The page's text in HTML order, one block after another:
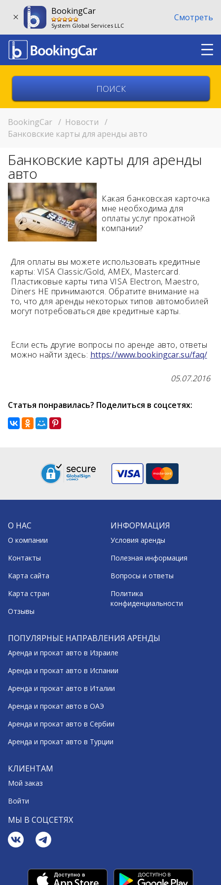
BookingCar
System Global Services LLC
Смотреть
Выберите город
Возврат в другом месте?
11:00
Возраст 25-70 лет?
BookingCar / Новости /
Банковские карты для аренды авто
Банковские карты для аренды
авто
Какая банковская карточка
мне необходима для
оплаты услуг прокатной
компании?
Для оплаты вы можете использовать кредитные
карты: VISA Classic/Gold, AMEX, Mastercard.
Пластиковые карты типа VISA Electron, Maestro,
Diners НЕ принимаются. Обратите внимание на
то, что для аренды некоторых типов автомобилей
могут потребоваться две кредитные карты.
Если есть другие вопросы по аренде авто, ответы
можно найти здесь: https://www.bookingcar.su/faq/
05.07.2016
Статья понравилась? Поделиться в соцсетях:
О НАС
О компании
Контакты
Карта сайта
Карта стран
Отзывы
ИНФОРМАЦИЯ
Условия аренды
Полезная информация
Вопросы и ответы
Политика
конфиденциальности
ПОПУЛЯРНЫЕ НАПРАВЛЕНИЯ АРЕНДЫ
Аренда и прокат авто в Израиле
Аренда и прокат авто в Испании
Аренда и прокат авто в Италии
Аренда и прокат авто в ОАЭ
Аренда и прокат авто в Сербии
Аренда и прокат авто в Турции
КЛИЕНТАМ
Мой заказ
Войти
МЫ В СОЦСЕТЯХ